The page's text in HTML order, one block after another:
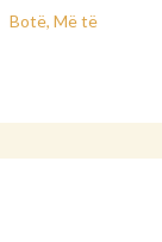
Botë, Më të